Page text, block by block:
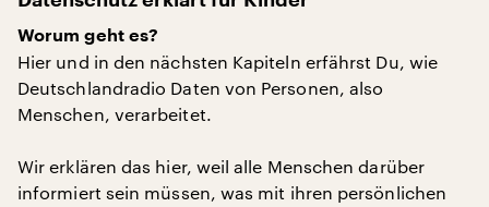
Worum geht es?
Hier und in den nächsten Kapiteln erfährst Du, wie
Deutschlandradio Daten von Personen, also
Menschen, verarbeitet.
Wir erklären das hier, weil alle Menschen darüber
informiert sein müssen, was mit ihren persönlichen